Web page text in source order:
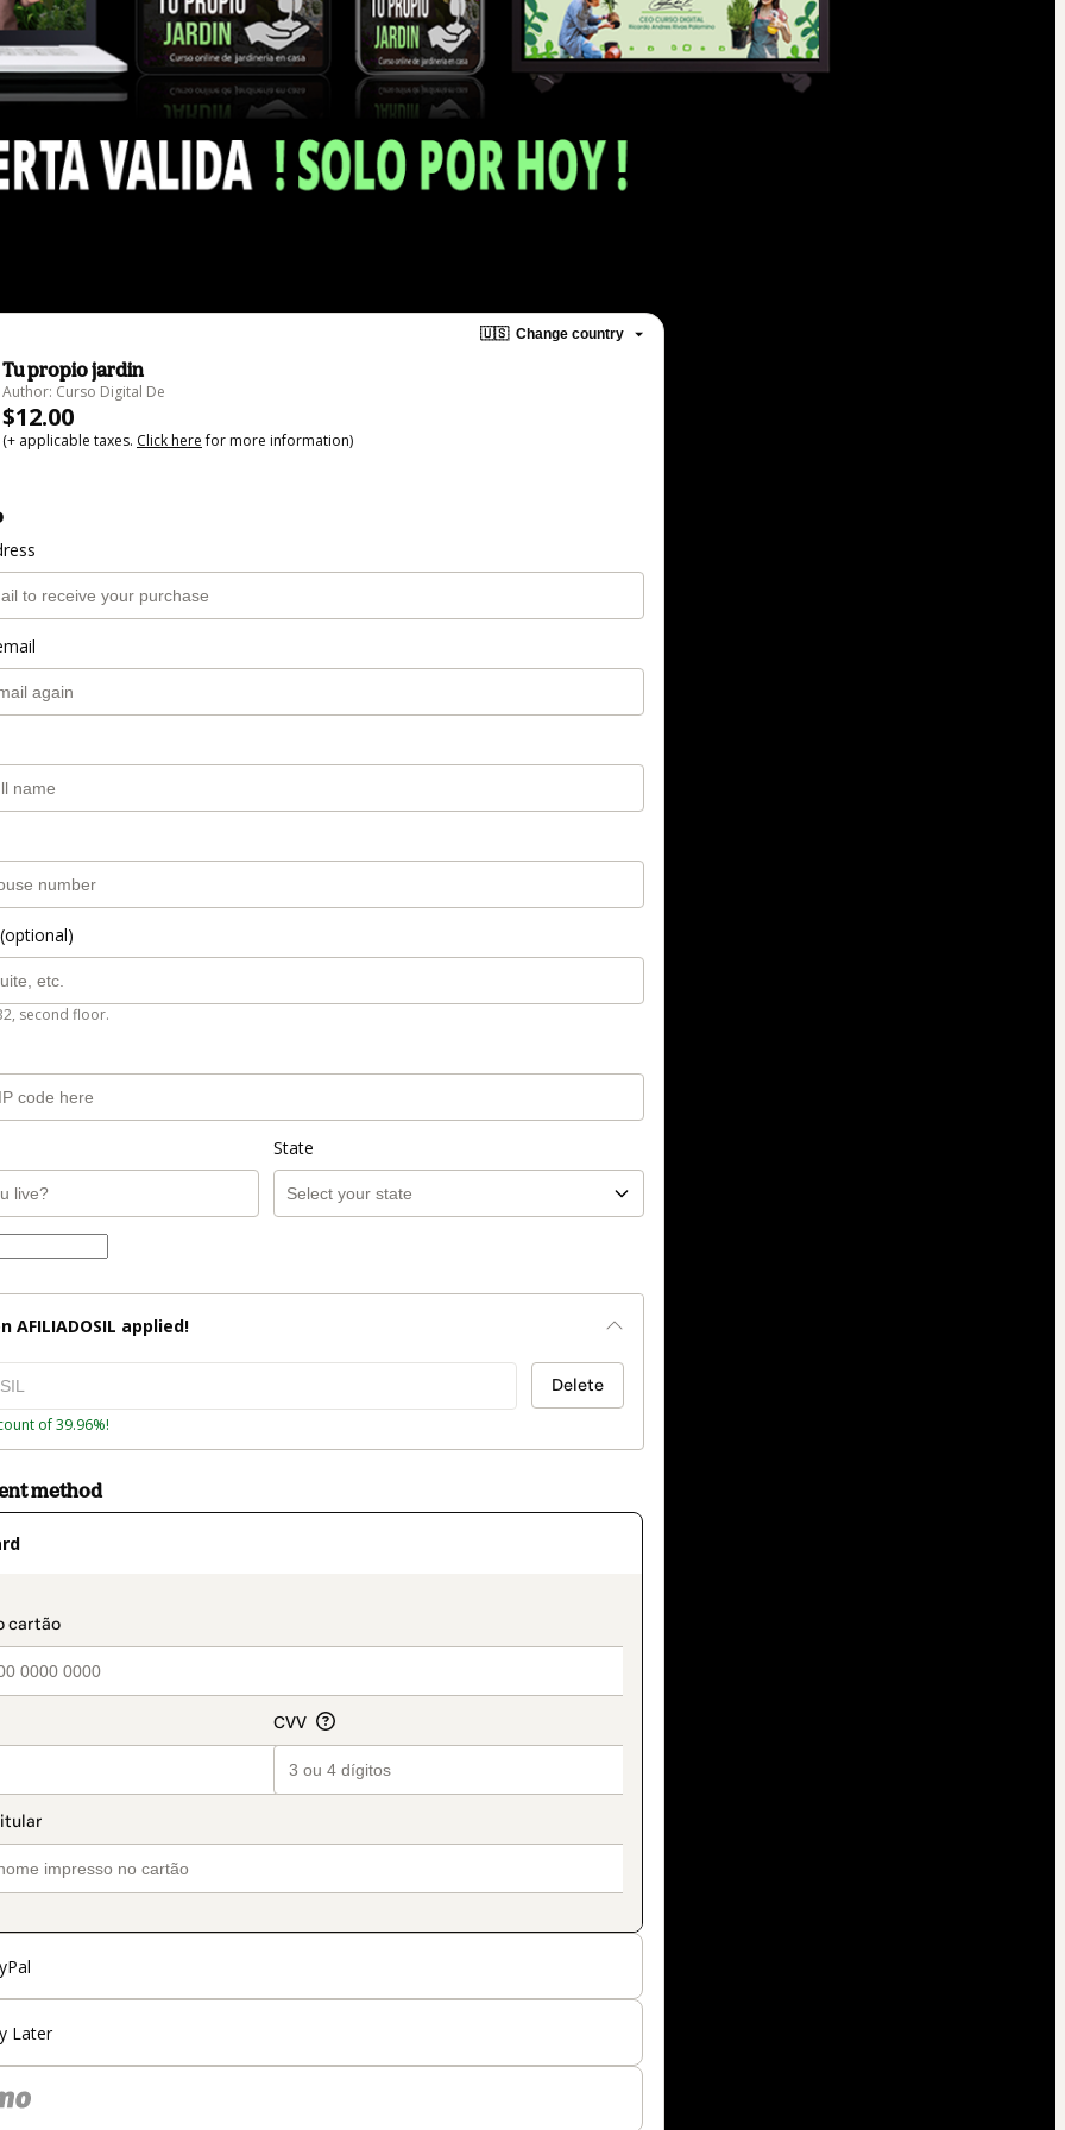
🇺🇸 Change country
Tu propio jardin
Author: Curso Digital De
$12.00
(+ applicable taxes. Click herefor more information)
second floor.
State
AFILIADOSIL applied!
of 39.96%!
Delete
method
Later